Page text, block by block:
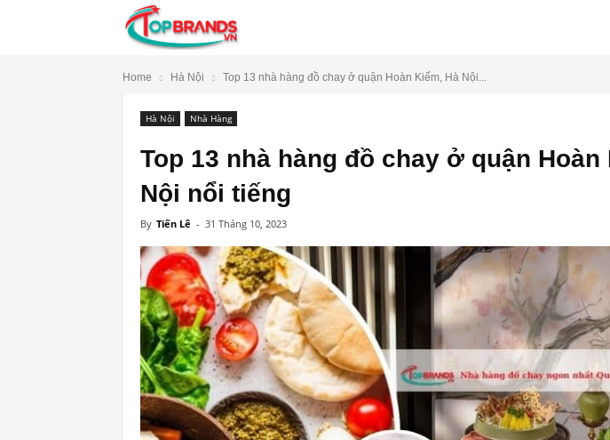
Home Hà Nội Top 13 nhà hàng đồ chay ở quận Hoàn Kiếm, Hà Nội...
Hà Nội Nhà Hàng
Top 13 nhà hàng đồ chay ở quận Hoàn
Nội nổi tiếng
By Tiến Lê - 31 Tháng 10, 2023